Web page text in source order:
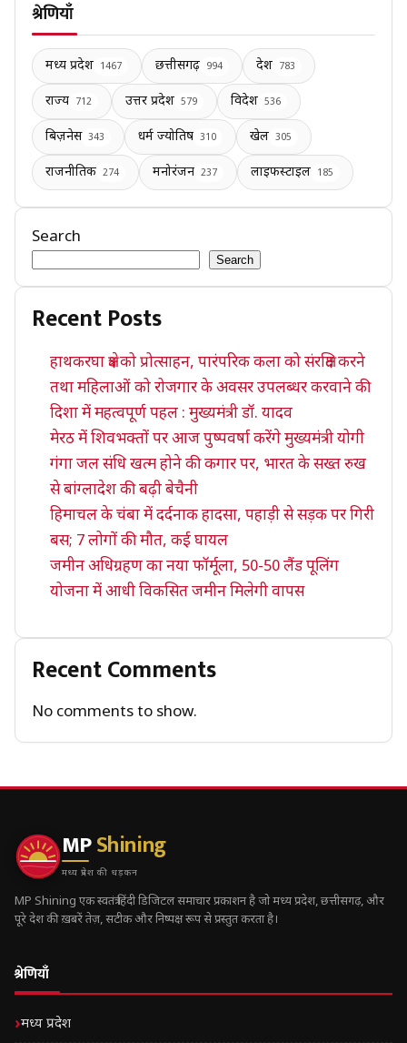
श्रेणियाँ
मध्य प्रदेश 1467 छत्तीसगढ़ 994 देश 783
राज्य 712 उत्तर प्रदेश 579 विदेश 536
बिज़नेस 343 धर्म ज्योतिष 310 खेल 305
राजनीतिक 274 मनोरंजन 237 लाइफस्टाइल 185
Search
Search
Recent Posts
हाथकरघा क्षेत्र को प्रोत्साहन, पारंपरिक कला को संरक्षित करने
तथा महिलाओं को रोजगार के अवसर उपलब्धर करवाने की
दिशा में महत्वपूर्ण पहल : मुख्यमंत्री डॉ. यादव
मेरठ में शिवभक्तों पर आज पुष्पवर्षा करेंगे मुख्यमंत्री योगी
गंगा जल संधि खत्म होने की कगार पर, भारत के सख्त रुख
से बांग्लादेश की बढ़ी बेचैनी
हिमाचल के चंबा में दर्दनाक हादसा, पहाड़ी से सड़क पर गिरी
बस; 7 लोगों की मौत, कई घायल
जमीन अधिग्रहण का नया फॉर्मूला, 50-50 लैंड पूलिंग
योजना में आधी विकसित जमीन मिलेगी वापस
Recent Comments
No comments to show.
MPShining
मध्य प्रदेश की धड़कन
MP Shining एक स्वतंत्र हिंदी डिजिटल समाचार प्रकाशन है जो मध्य प्रदेश, छत्तीसगढ़, और
पूरे देश की ख़बरें तेज़, सटीक और निष्पक्ष रूप से प्रस्तुत करता है।
श्रेणियाँ
मध्य प्रदेश